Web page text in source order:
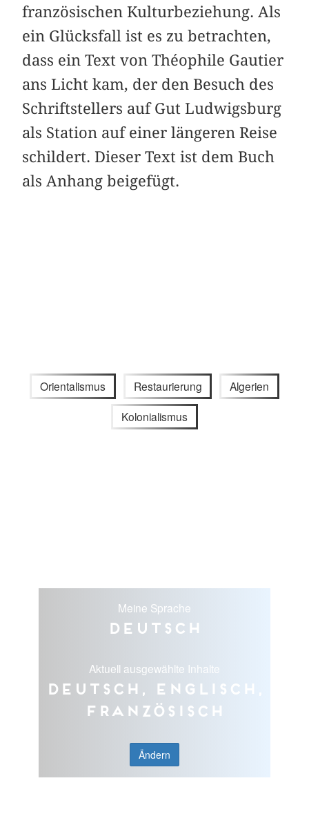
französischen Kulturbeziehung. Als
ein Glücksfall ist es zu betrachten,
dass ein Text von Théophile Gautier
ans Licht kam, der den Besuch des
Schriftstellers auf Gut Ludwigsburg
als Station auf einer längeren Reise
schildert. Dieser Text ist dem Buch
als Anhang beigefügt.
Orientalismus Restaurierung Algerien
Kolonialismus
Meine Sprache
Deutsch
Aktuell ausgewählte Inhalte
Deutsch, Englisch,
Französisch
Ändern